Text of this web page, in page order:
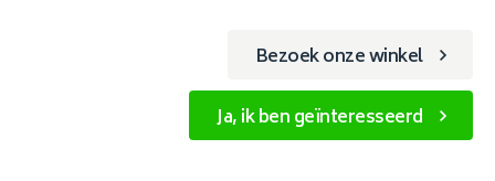
Bezoek onze winkel
Ja, ik ben geïnteresseerd